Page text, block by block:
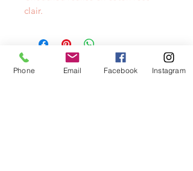
clair.
NEWSLETTER
Phone Email Facebook Instagram